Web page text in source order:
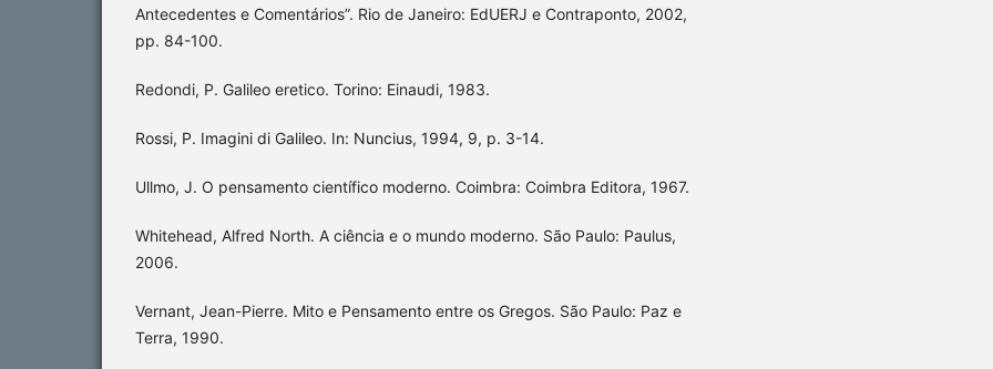
Antecedentes e Comentários”. Rio de Janeiro: EdUERJ e Contraponto, 2002,
pp. 84-100.
Redondi, P. Galileo eretico. Torino: Einaudi, 1983.
Rossi, P. Imagini di Galileo. In: Nuncius, 1994, 9, p. 3-14.
Ullmo, J. O pensamento científico moderno. Coimbra: Coimbra Editora, 1967.
Whitehead, Alfred North. A ciência e o mundo moderno. São Paulo: Paulus,
2006.
Vernant, Jean-Pierre. Mito e Pensamento entre os Gregos. São Paulo: Paz e
Terra, 1990.